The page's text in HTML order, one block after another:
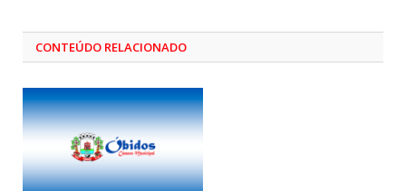
CONTEÚDO RELACIONADO